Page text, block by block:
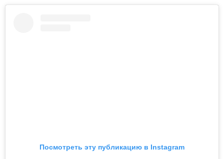
Посмотреть эту публикацию в Instagram